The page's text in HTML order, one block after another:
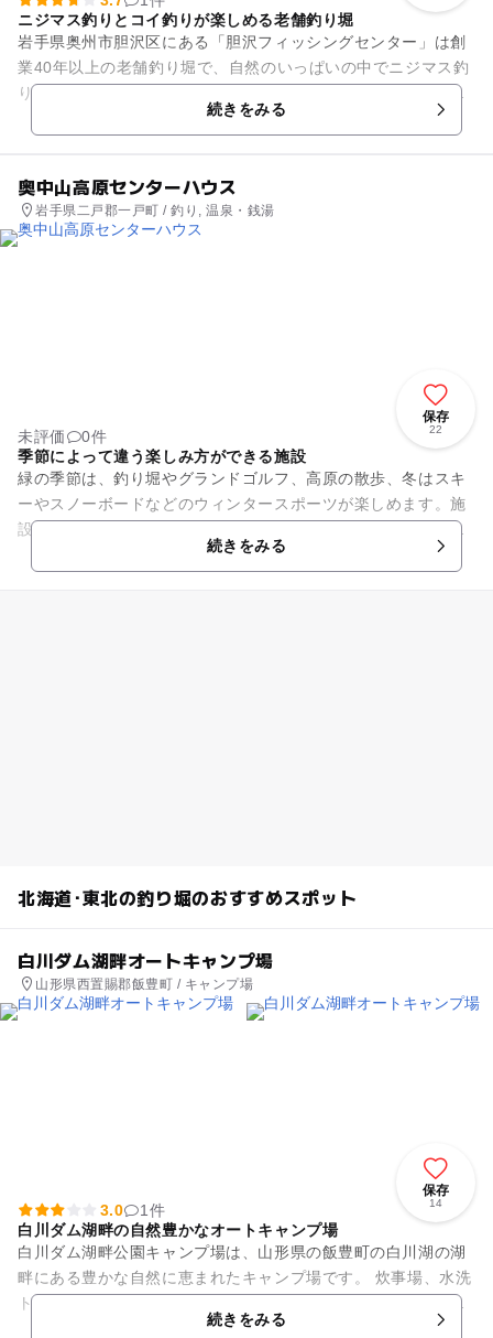
ニジマス釣りとコイ釣りが楽しめる老舗釣り堀
岩手県奥州市胆沢区にある「胆沢フィッシングセンター」は創
業40年以上の老舗釣り堀で、自然のいっぱいの中でニジマス釣
りとコイ釣りが楽しめます。練りエサを使ってやる釣りは、小
さな子供でも釣ることが出...続きをみる
奥中山高原センターハウス
岩手県二戸郡一戸町 / 釣り, 温泉・銭湯
保存
22
未評価
0件
季節によって違う楽しみ方ができる施設
緑の季節は、釣り堀やグランドゴルフ、高原の散歩、冬はスキ
ーやスノーボードなどのウィンタースポーツが楽しめます。施
設内には２か所の天然温泉があり、切り傷ややけど、皮膚病、
筋肉痛などの効能があります...続きをみる
北海道･東北の釣り堀のおすすめスポット
白川ダム湖畔オートキャンプ場
山形県西置賜郡飯豊町 / キャンプ場
保存
14
3.0
1件
白川ダム湖畔の自然豊かなオートキャンプ場
白川ダム湖畔公園キャンプ場は、山形県の飯豊町の白川湖の湖
畔にある豊かな自然に恵まれたキャンプ場です。 炊事場、水洗
トイレ、コインランドリー、展望風呂完備で、快適に過ごすこ
とができます。春には湖...続きをみる